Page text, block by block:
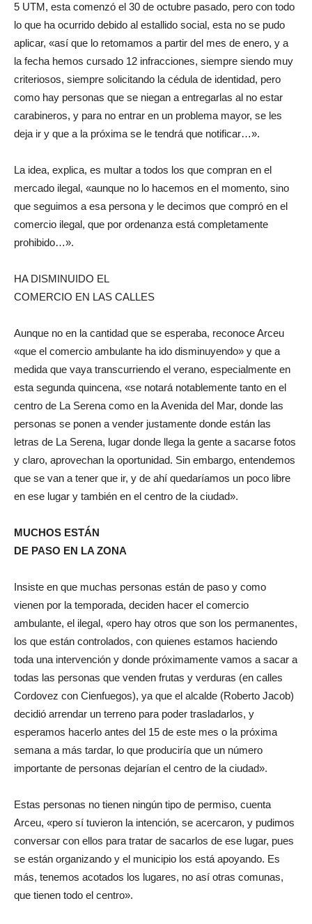
5 UTM, esta comenzó el 30 de octubre pasado, pero con todo
lo que ha ocurrido debido al estallido social, esta no se pudo
aplicar, «así que lo retomamos a partir del mes de enero, y a
la fecha hemos cursado 12 infracciones, siempre siendo muy
criteriosos, siempre solicitando la cédula de identidad, pero
como hay personas que se niegan a entregarlas al no estar
carabineros, y para no entrar en un problema mayor, se les
deja ir y que a la próxima se le tendrá que notificar…».
La idea, explica, es multar a todos los que compran en el
mercado ilegal, «aunque no lo hacemos en el momento, sino
que seguimos a esa persona y le decimos que compró en el
comercio ilegal, que por ordenanza está completamente
prohibido…».
HA DISMINUIDO EL
COMERCIO EN LAS CALLES
Aunque no en la cantidad que se esperaba, reconoce Arceu
«que el comercio ambulante ha ido disminuyendo» y que a
medida que vaya transcurriendo el verano, especialmente en
esta segunda quincena, «se notará notablemente tanto en el
centro de La Serena como en la Avenida del Mar, donde las
personas se ponen a vender justamente donde están las
letras de La Serena, lugar donde llega la gente a sacarse fotos
y claro, aprovechan la oportunidad. Sin embargo, entendemos
que se van a tener que ir, y de ahí quedaríamos un poco libre
en ese lugar y también en el centro de la ciudad».
MUCHOS ESTÁN
DE PASO EN LA ZONA
Insiste en que muchas personas están de paso y como
vienen por la temporada, deciden hacer el comercio
ambulante, el ilegal, «pero hay otros que son los permanentes,
los que están controlados, con quienes estamos haciendo
toda una intervención y donde próximamente vamos a sacar a
todas las personas que venden frutas y verduras (en calles
Cordovez con Cienfuegos), ya que el alcalde (Roberto Jacob)
decidió arrendar un terreno para poder trasladarlos, y
esperamos hacerlo antes del 15 de este mes o la próxima
semana a más tardar, lo que produciría que un número
importante de personas dejarían el centro de la ciudad».
Estas personas no tienen ningún tipo de permiso, cuenta
Arceu, «pero sí tuvieron la intención, se acercaron, y pudimos
conversar con ellos para tratar de sacarlos de ese lugar, pues
se están organizando y el municipio los está apoyando. Es
más, tenemos acotados los lugares, no así otras comunas,
que tienen todo el centro».